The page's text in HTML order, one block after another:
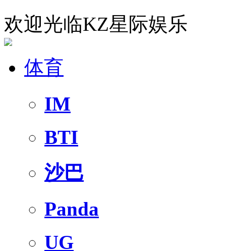
欢迎光临KZ星际娱乐
体育
IM
BTI
沙巴
Panda
UG